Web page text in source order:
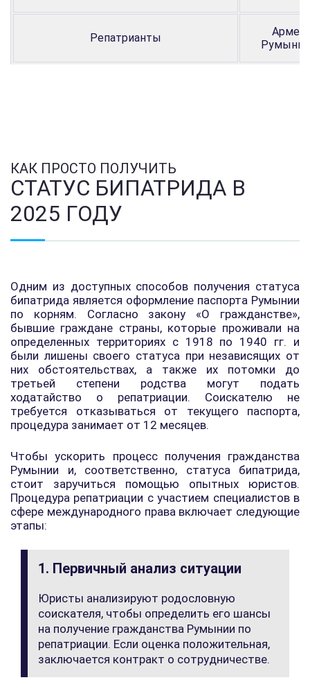
Репатрианты
КАК ПРОСТО ПОЛУЧИТЬ
СТАТУС БИПАТРИДА В
2025 ГОДУ
Одним из доступных способов получения статуса
бипатрида является оформление паспорта Румынии
по корням. Согласно закону «О гражданстве»,
бывшие граждане страны, которые проживали на
определенных территориях с 1918 по 1940 гг. и
были лишены своего статуса при независящих от
них обстоятельствах, а также их потомки до
третьей степени родства могут подать
ходатайство о репатриации. Соискателю не
требуется отказываться от текущего паспорта,
процедура занимает от 12 месяцев.
Чтобы ускорить процесс получения гражданства
Румынии и, соответственно, статуса бипатрида,
стоит заручиться помощью опытных юристов.
Процедура репатриации с участием специалистов в
сфере международного права включает следующие
этапы:
1. Первичный анализ ситуации
Юристы анализируют родословную
соискателя, чтобы определить его шансы
на получение гражданства Румынии по
репатриации. Если оценка положительная,
заключается контракт о сотрудничестве.